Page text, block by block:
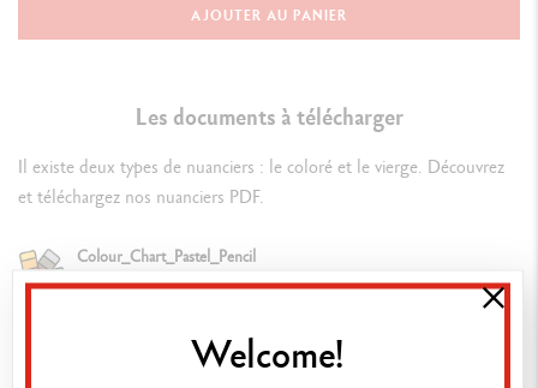
au cutter
mine, vernis incolore
Indication du numéro de la couleur
DÉTAILS DE LA MINE
Mine onctueuse à l'application et généreuse à l'estompage, pointe
résistante
AJOUTER AU PANIER
Les documents à télécharger
Il existe deux types de nuanciers : le coloré et le vierge. Découvrez
et téléchargez nos nuanciers PDF.
Colour_Chart_Pastel_Pencil
Télécharger le PDF
Welcome!